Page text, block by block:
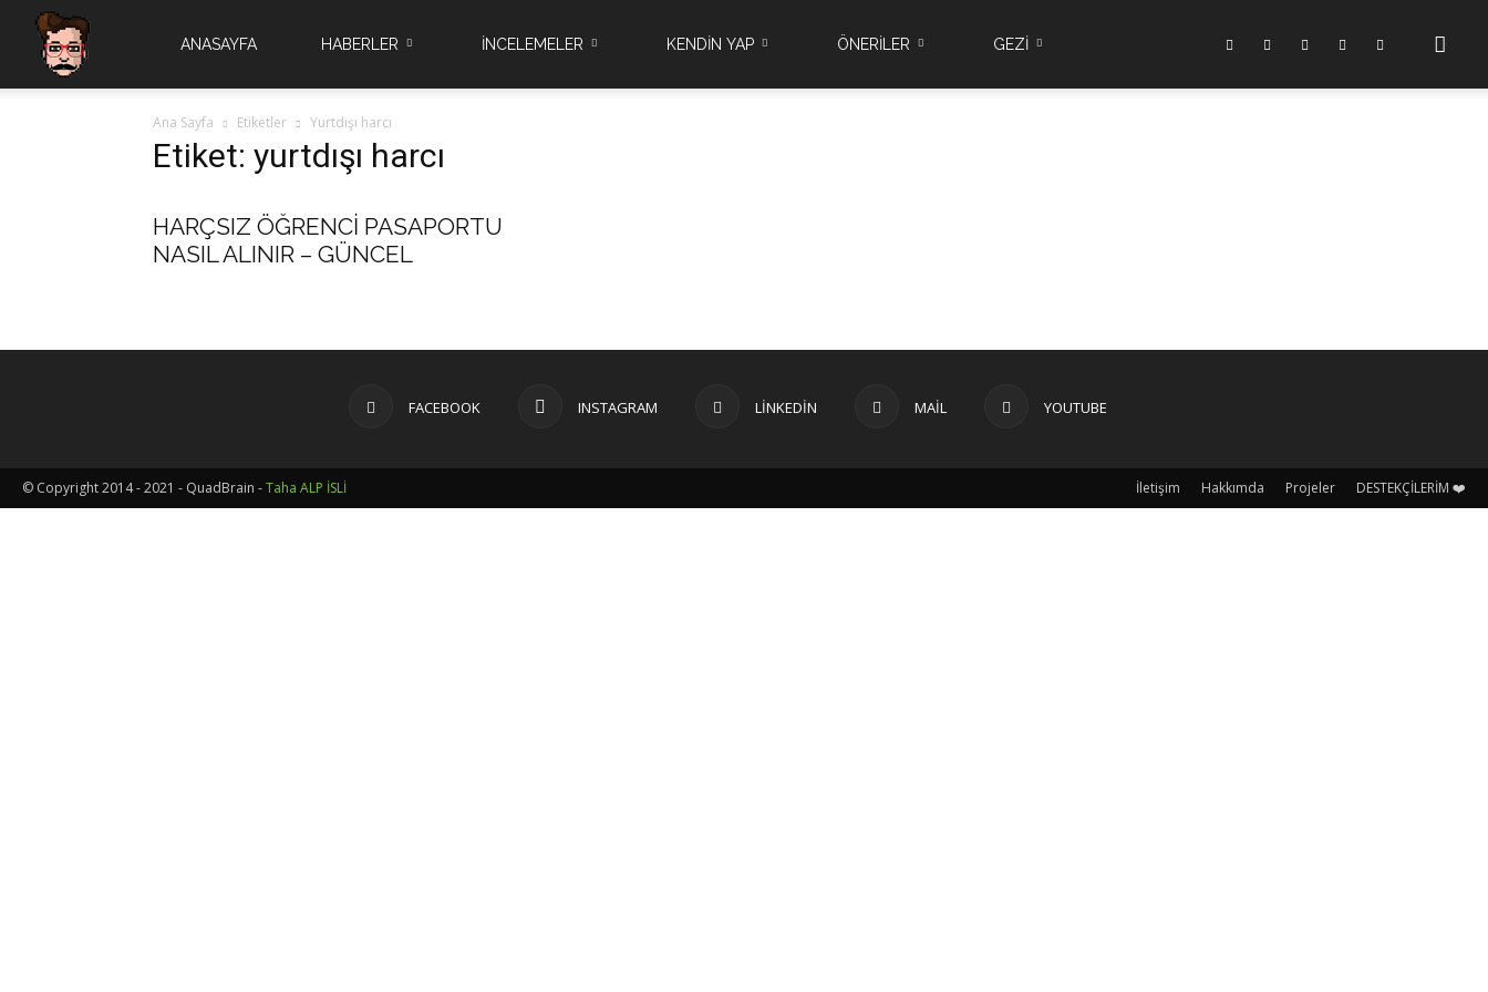
ANASAYFA HABERLER İNCELEMELER KENDİN YAP ÖNERİLER GEZİ
Ana Sayfa Etiketler Yurtdışı harcı
Etiket: yurtdışı harcı
HARÇSIZ ÖĞRENCİ PASAPORTU
NASIL ALINIR – GÜNCEL
FACEBOOK INSTAGRAM LINKEDIN MAIL YOUTUBE
İletişim Hakkımda Projeler DESTEKÇİLERİM ❤️
© Copyright 2014 - 2021 - QuadBrain -Taha ALP İSLİ